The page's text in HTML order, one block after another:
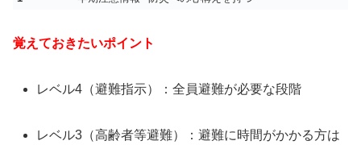
覚えておきたいポイント
レベル4（避難指示）：全員避難が必要な段階
レベル3（高齢者等避難）：避難に時間がかかる方は